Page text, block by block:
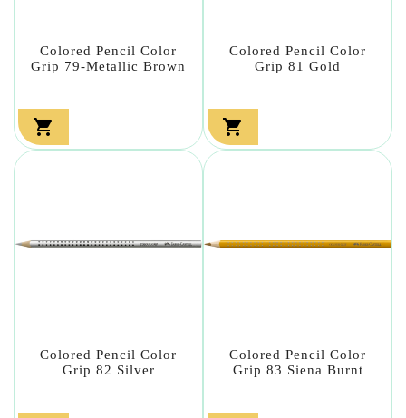
Colored Pencil Color
Grip 79-Metallic Brown

Colored Pencil Color
Grip 81 Gold

Colored Pencil Color
Grip 82 Silver
Colored Pencil Color
Grip 83 Siena Burnt